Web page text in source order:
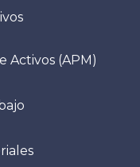
Activos (APM)